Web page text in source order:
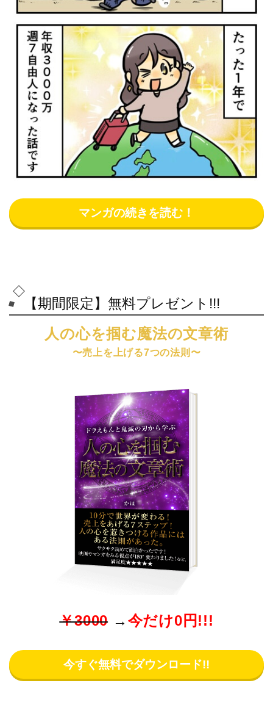
マンガの続きを読む！
【期間限定】無料プレゼント!!!
人の心を掴む魔法の文章術
〜売上を上げる7つの法則〜
￥3000 → 今だけ0円!!!
今すぐ無料でダウンロード!!